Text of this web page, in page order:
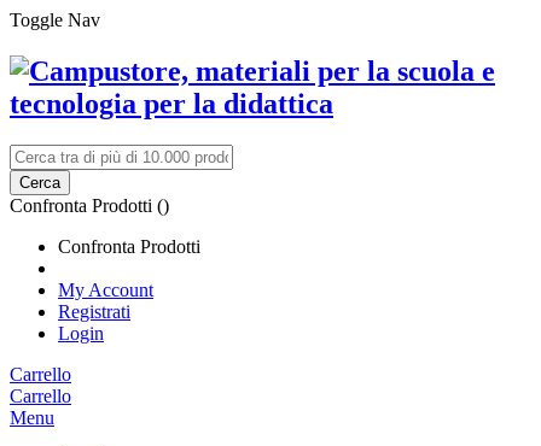
Toggle Nav
Cerca
Confronta Prodotti ()
Confronta Prodotti
My Account
Registrati
Login
Carrello
Carrello
Menu